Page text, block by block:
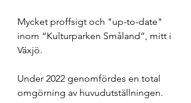
Mycket proffsigt och "up-to-date"
inom “Kulturparken Småland”, mitt i
Växjö.
Under 2022 genomfördes en total
omgörning av huvudutställningen.